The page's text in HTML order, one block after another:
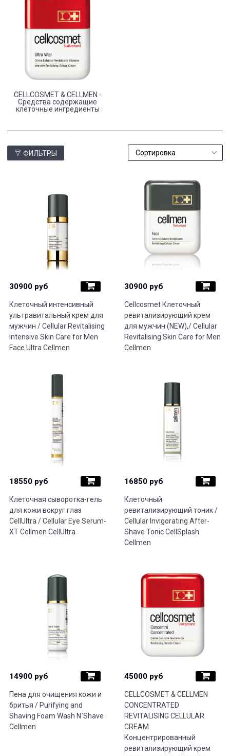
CELLCOSMET & CELLMEN -
Средства содержащие
клеточные ингредиенты
ФИЛЬТРЫ
30900 руб
Клеточный интенсивный
ультравитальный крем для
мужчин / Cellular Revitalising
Intensive Skin Care for Men
Face Ultra Cellmen
30900 руб
Cellcosmet Клеточный
ревитализирующий крем
для мужчин (NEW),/ Cellular
Revitalising Skin Care for Men
Cellmen
18550 руб
Клеточная сыворотка-гель
для кожи вокруг глаз
CellUltra / Cellular Eye Serum-
XT Cellmen CellUltra
16850 руб
Клеточный
ревитализирующий тоник /
Cellular Invigorating After-
Shave Tonic CellSplash
Cellmen
14900 руб
Пена для очищения кожи и
бритья / Purifying and
Shaving Foam Wash N`Shave
Cellmen
45000 руб
CELLCOSMET & CELLMEN
CONCENTRATED
REVITALISING CELLULAR
CREAM
Концентрированный
ревитализирующий крем